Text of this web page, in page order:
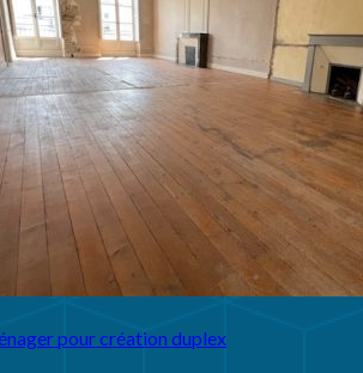
pour création duplex